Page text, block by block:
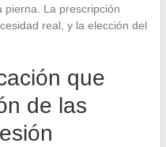
pierna. La prescripción
real, y la elección del
que
de las